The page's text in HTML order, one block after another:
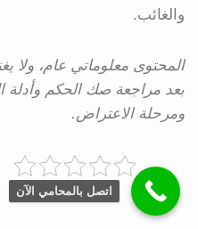
والغائب.
المحتوى معلوماتي عام، ولا
بعد مراجعة صك الحكم وأدلة
ومرحلة الاعتراض.
اتصل بالمحامي الآن